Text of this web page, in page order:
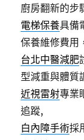
廚房翻新的步
電梯保養具備
保養維修費用
台北中醫減肥
型減重與體質
近視雷射專業
追蹤,
白內障手術採